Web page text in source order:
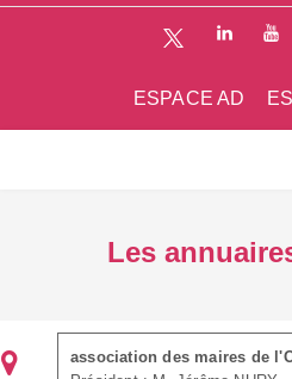
ESPACE AD
Les
association des maires de